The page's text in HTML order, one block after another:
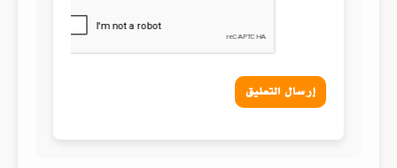
إرسال التعليق